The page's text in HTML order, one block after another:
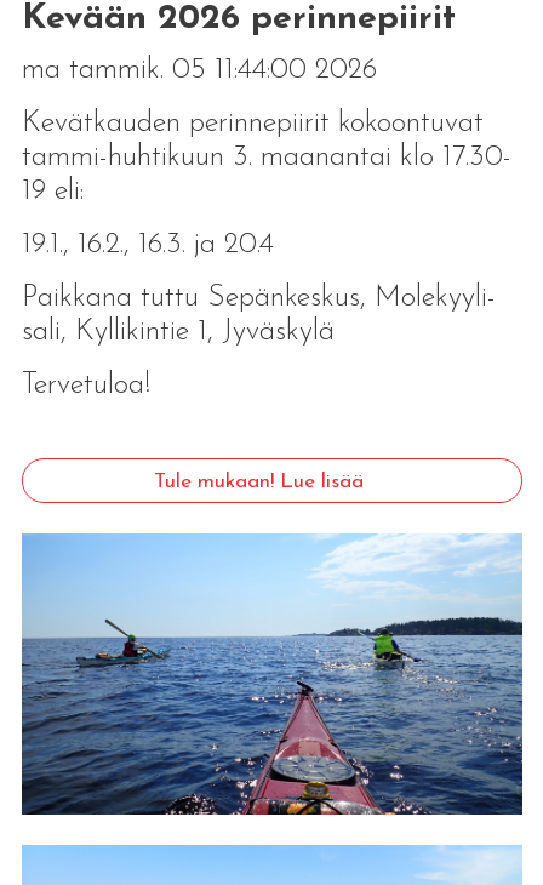
Kevään 2026 perinnepiirit
ma tammik. 05 11:44:00 2026
Kevätkauden perinnepiirit kokoontuvat
tammi-huhtikuun 3. maanantai klo 17.30-
19 eli:
19.1., 16.2., 16.3. ja 20.4
Paikkana tuttu Sepänkeskus, Molekyyli-
sali, Kyllikintie 1, Jyväskylä
Tervetuloa!
Tule mukaan! Lue lisää